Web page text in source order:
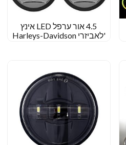
4.5 אור ערפל LED אינץ
'לאביזרי Harleys-Davidson